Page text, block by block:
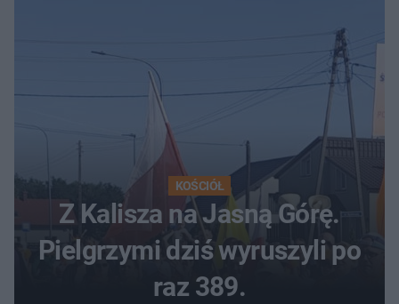
KOŚCIÓŁ
Z Kalisza na Jasną Górę.
Pielgrzymi dziś wyruszyli po
raz 389.